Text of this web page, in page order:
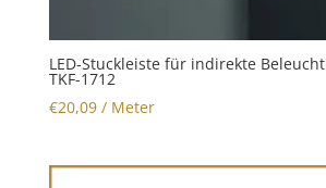
LED-Stuckleiste für indirekte
TKF-1712
€20,09/ Meter